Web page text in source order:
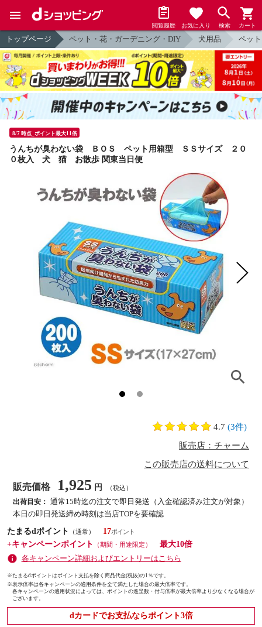
閲覧履歴 お気に入り 検索 カート
トップページ ペット・花・ガーデニング・DIY 犬用品 ペッ
8/7 時点_ポイント最大11倍
うんちが臭わない袋 ＢＯＳ ペット用箱型 ＳＳサイズ ２０
０枚入 犬 猫 お散歩 関東当日便
4.7 (3件)
販売店：チャーム
この販売店の送料について
販売価格 1,925 円 （税込）
出荷目安： 通常15時迄の注文で即日発送（入金確認済み注文が対象）
本日の即日発送締め時刻は当店TOPを要確認
たまるdポイント
（通常）
17
+キャンペーンポイント
（期間・用途限定）
最大10倍
各キャンペーン詳細およびエントリーはこちら
※たまるdポイントはポイント支払を除く商品代金(税抜)の1％です。
※表示倍率は各キャンペーンの適用条件を全て満たした場合の最大倍率です。
各キャンペーンの適用状況によっては、ポイントの進呈数・付与倍率が最大倍率より少なくなる場合が
ございます。
dカードでお支払ならポイント3倍